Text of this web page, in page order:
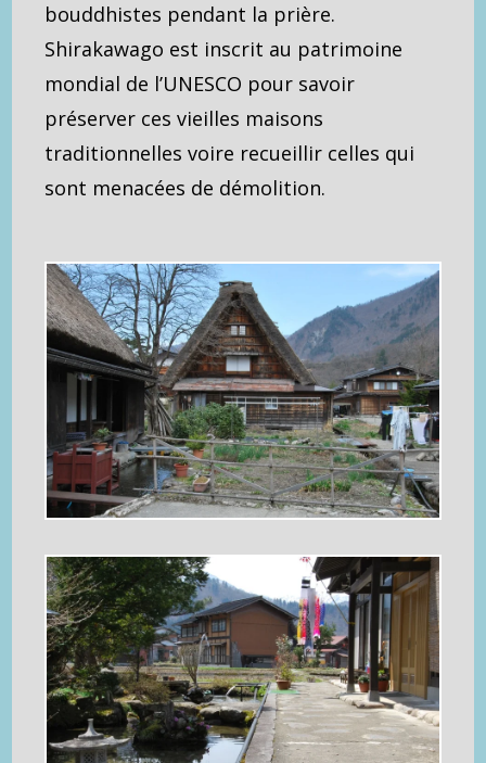
bouddhistes pendant la prière.
Shirakawago est inscrit au patrimoine
mondial de l’UNESCO pour savoir
préserver ces vieilles maisons
traditionnelles voire recueillir celles qui
sont menacées de démolition.